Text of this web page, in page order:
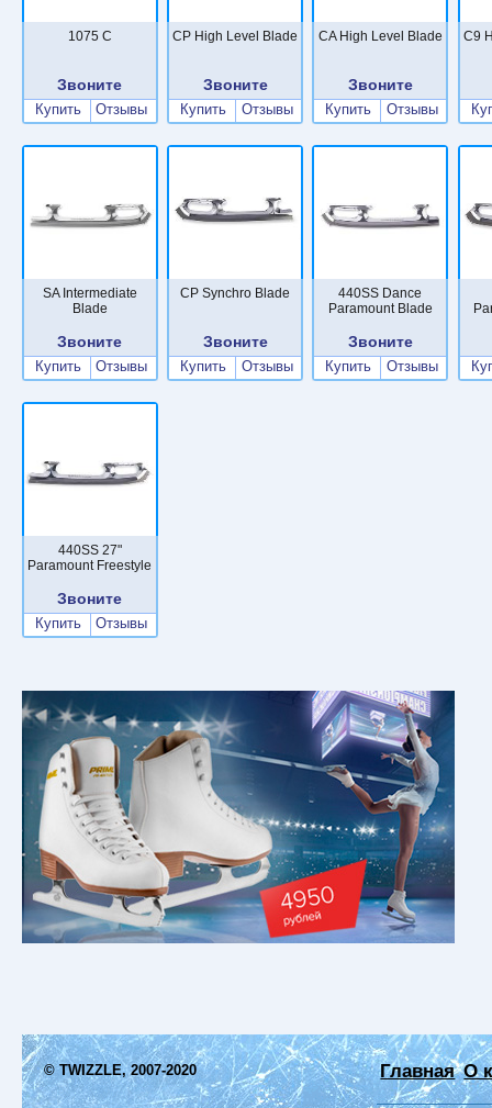
1075 C
Звоните
Купить Отзывы
CP High Level Blade
Звоните
Купить Отзывы
CA High Level Blade
Звоните
Купить Отзывы
C9
SA Intermediate
Blade
Звоните
Купить Отзывы
CP Synchro Blade
Звоните
Купить Отзывы
440SS Dance
Paramount Blade
Звоните
Купить Отзывы
440SS 27"
Paramount Freestyle
Звоните
Купить Отзывы
© TWIZZLE, 2007-2020 Главная О